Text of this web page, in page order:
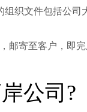
织文件包括公
邮寄至客户，即
公司?